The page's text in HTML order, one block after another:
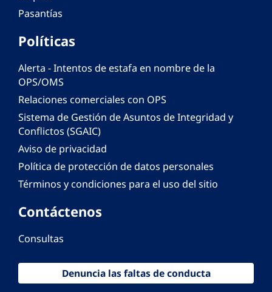
Pasantías
Políticas
Alerta - Intentos de estafa en nombre de la
OPS/OMS
Relaciones comerciales con OPS
Sistema de Gestión de Asuntos de Integridad y
Conflictos (SGAIC)
Aviso de privacidad
Política de protección de datos personales
Términos y condiciones para el uso del sitio
Contáctenos
Consultas
Denuncia las faltas de conducta